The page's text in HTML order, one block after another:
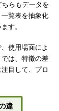
らもデータを
覧表を抽象化
す。
使用場面によ
は、特徴の差
目して、プロ
違